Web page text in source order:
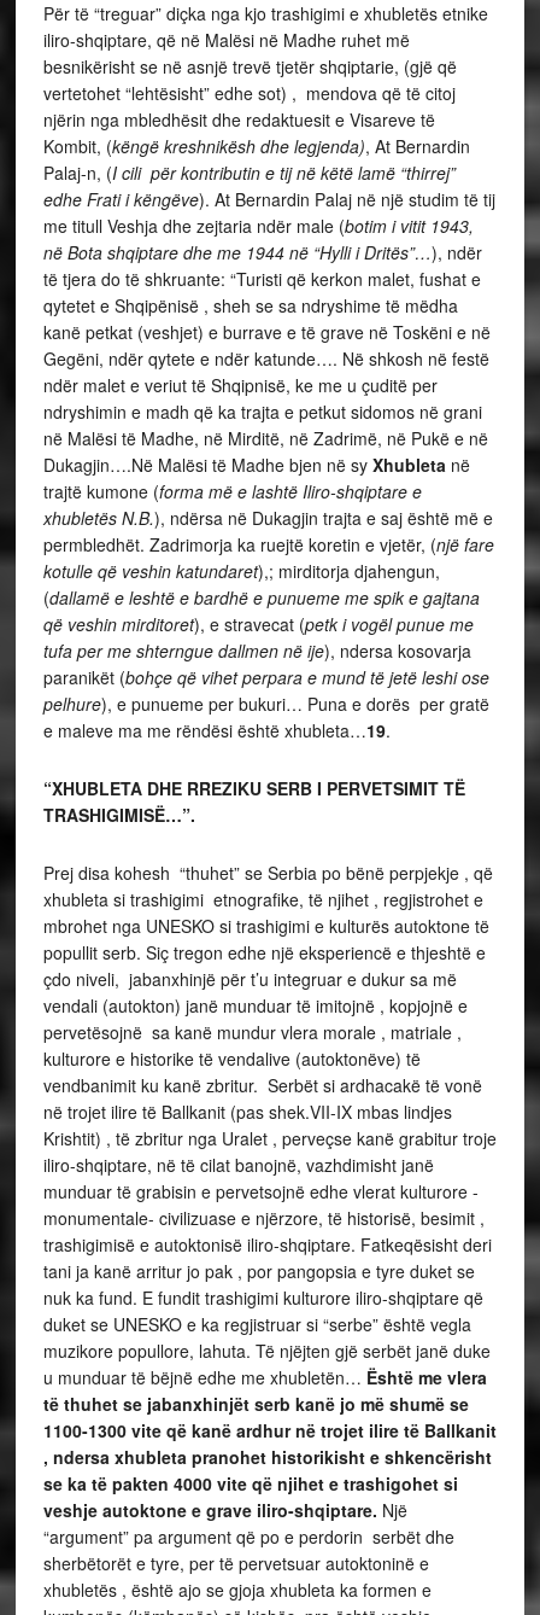
Për të “treguar” diçka nga kjo trashigimi e xhubletës etnike
iliro-shqiptare, që në Malësi në Madhe ruhet më
besnikërisht se në asnjë trevë tjetër shqiptarie, (gjë që
vertetohet “lehtësisht” edhe sot) , mendova që të citoj
njërin nga mbledhësit dhe redaktuesit e Visareve të
Kombit, (këngë kreshnikësh dhe legjenda), At Bernardin
Palaj-n, (I cili për kontributin e tij në këtë lamë “thirrej”
edhe Frati i këngëve). At Bernardin Palaj në një studim të tij
me titull Veshja dhe zejtaria ndër male (botim i vitit 1943,
në Bota shqiptare dhe me 1944 në “Hylli i Dritës”…), ndër
të tjera do të shkruante: “Turisti që kerkon malet, fushat e
qytetet e Shqipënisë , sheh se sa ndryshime të mëdha
kanë petkat (veshjet) e burrave e të grave në Toskëni e në
Gegëni, ndër qytete e ndër katunde…. Në shkosh në festë
ndër malet e veriut të Shqipnisë, ke me u çuditë per
ndryshimin e madh që ka trajta e petkut sidomos në grani
në Malësi të Madhe, në Mirditë, në Zadrimë, në Pukë e në
Dukagjin….Në Malësi të Madhe bjen në sy Xhubletanë
trajtë kumone (forma më e lashtë Iliro-shqiptare e
xhubletës N.B.), ndërsa në Dukagjin trajta e saj është më e
permbledhët. Zadrimorja ka ruejtë koretin e vjetër, (një fare
kotulle që veshin katundaret),; mirditorja djahengun,
(dallamë e leshtë e bardhë e punueme me spik e gajtana
që veshin mirditoret), e stravecat (petk i vogël punue me
tufa per me shterngue dallmen në ije), ndersa kosovarja
paranikët (bohçe që vihet perpara e mund të jetë leshi ose
pelhure), e punueme per bukuri… Puna e dorës per gratë
e maleve ma me rëndësi është xhubleta…19.
“XHUBLETA DHE RREZIKU SERB I PERVETSIMIT TË
TRASHIGIMISË…”.
Prej disa kohesh “thuhet” se Serbia po bënë perpjekje , që
xhubleta si trashigimi etnografike, të njihet , regjistrohet e
mbrohet nga UNESKO si trashigimi e kulturës autoktone të
popullit serb. Siç tregon edhe një eksperiencë e thjeshtë e
çdo niveli, jabanxhinjë për t’u integruar e dukur sa më
vendali (autokton) janë munduar të imitojnë , kopjojnë e
pervetësojnë sa kanë mundur vlera morale , matriale ,
kulturore e historike të vendalive (autoktonëve) të
vendbanimit ku kanë zbritur. Serbët si ardhacakë të vonë
në trojet ilire të Ballkanit (pas shek.VII-IX mbas lindjes
Krishtit) , të zbritur nga Uralet , perveçse kanë grabitur troje
iliro-shqiptare, në të cilat banojnë, vazhdimisht janë
munduar të grabisin e pervetsojnë edhe vlerat kulturore -
monumentale- civilizuase e njërzore, të historisë, besimit ,
trashigimisë e autoktonisë iliro-shqiptare. Fatkeqësisht deri
tani ja kanë arritur jo pak , por pangopsia e tyre duket se
nuk ka fund. E fundit trashigimi kulturore iliro-shqiptare që
duket se UNESKO e ka regjistruar si “serbe” është vegla
muzikore popullore, lahuta. Të njëjten gjë serbët janë duke
u munduar të bëjnë edhe me xhubletën… Është me vlera
të thuhet se jabanxhinjët serb kanë jo më shumë se
1100-1300 vite që kanë ardhur në trojet ilire të Ballkanit
, ndersa xhubleta pranohet historikisht e shkencërisht
se ka të pakten 4000 vite që njihet e trashigohet si
veshje autoktone e grave iliro-shqiptare. Një
“argument” pa argument që po e perdorin serbët dhe
sherbëtorët e tyre, per të pervetsuar autoktoninë e
xhubletës , është ajo se gjoja xhubleta ka formen e